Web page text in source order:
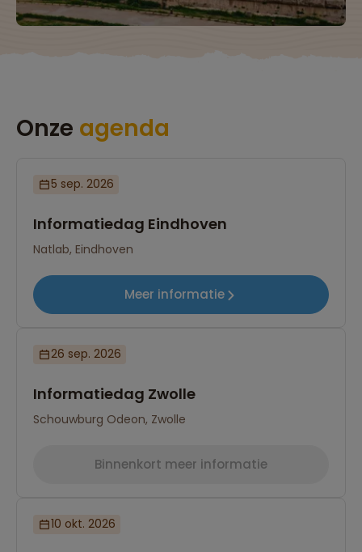
Onze agenda
5 sep. 2026
Informatiedag Eindhoven
Natlab, Eindhoven
Meer informatie
26 sep. 2026
Informatiedag Zwolle
Schouwburg Odeon, Zwolle
Binnenkort meer informatie
10 okt. 2026